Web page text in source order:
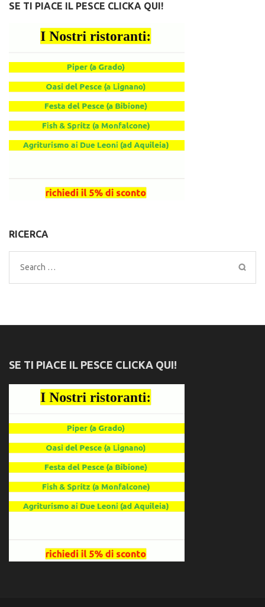
SE TI PIACE IL PESCE CLICKA QUI!
RICERCA
Search
for:
SE TI PIACE IL PESCE CLICKA QUI!